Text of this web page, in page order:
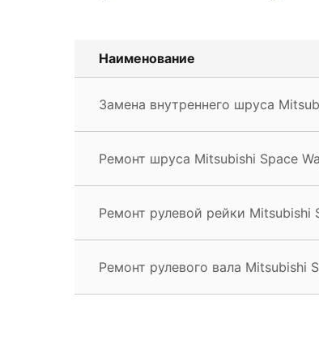
Наименование
Замена внутреннего шруса
Ремонт шруса Mitsubishi Space
Ремонт рулевой рейки Mitsubishi
Ремонт рулевого вала Mitsubishi